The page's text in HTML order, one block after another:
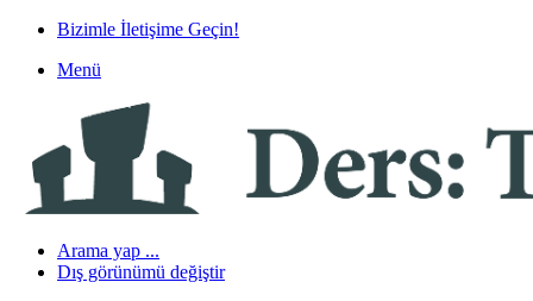
Bizimle İletişime Geçin!
Menü
Arama yap ...
Dış görünümü değiştir